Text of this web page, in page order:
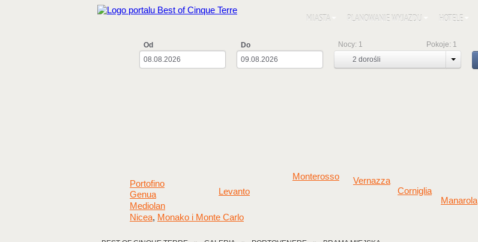
MIASTA PLANOWANIE WYJAZDU HOTELE
Od
Do
2 dorośli
Nocy: 1 Pokoje: 1
Levanto
Monterosso
Vernazza
Corniglia
Manarola
Genua
Mediolan
Nicea, Monako i Monte Carlo
Portofino